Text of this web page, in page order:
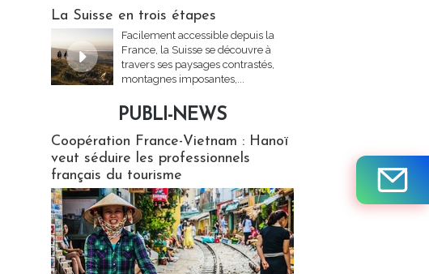
La Suisse en trois étapes
Facilement accessible depuis la
France, la Suisse se découvre à
travers ses paysages contrastés,
montagnes imposantes,...
PUBLI-NEWS
Coopération France-Vietnam : Hanoï
veut séduire les professionnels
français du tourisme